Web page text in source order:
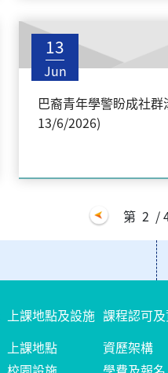
13
Jun
巴裔青年學警盼成社
13/6/2026)
第 2 /
上課地點及設施
上課地點
課程認可
資歷架構